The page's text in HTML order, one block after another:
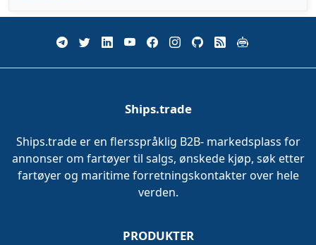
Ships.trade
Ships.trade er en flersspråklig B2B- markedsplass for
annonser om fartøyer til salgs, ønskede kjøp, søk etter
fartøyer og maritime forretningskontakter over hele
verden.
PRODUKTER